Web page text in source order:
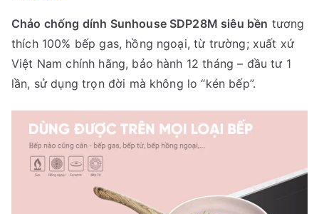
Chảo chống dính Sunhouse SDP28M siêu bền tương
thích 100% bếp gas, hồng ngoại, từ trường; xuất xứ
Việt Nam chính hãng, bảo hành 12 tháng – đầu tư 1
lần, sử dụng trọn đời mà không lo “kén bếp”.